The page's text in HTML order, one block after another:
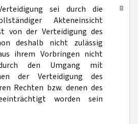
8
sei durch die
Akteneinsicht
von der Verteidigung des
deshalb nicht zulässig
ihrem Vorbringen nicht
den Umgang mit
der Verteidigung des
Rechten bzw. denen des
worden sein